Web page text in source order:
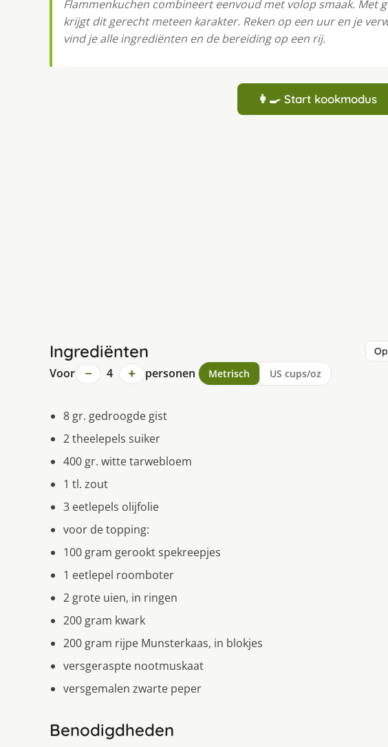
Flammenkuchen combineert eenvoud met volop smaak. Met
krijgt dit gerecht meteen karakter. Reken op een uur en je
vind je alle ingrediënten en de bereiding op een rij.
👩‍🍳 Start kookmodus
Ingrediënten
Voor − 4 + personen Metrisch US cups/oz
8 gr. gedroogde gist
2 theelepels suiker
400 gr. witte tarwebloem
1 tl. zout
3 eetlepels olijfolie
voor de topping:
100 gram gerookt spekreepjes
1 eetlepel roomboter
2 grote uien, in ringen
200 gram kwark
200 gram rijpe Munsterkaas, in blokjes
versgeraspte nootmuskaat
versgemalen zwarte peper
Benodigdheden